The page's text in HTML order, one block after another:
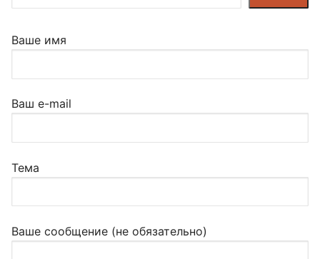
Ваше имя
Ваш e-mail
Тема
Ваше сообщение (не обязательно)